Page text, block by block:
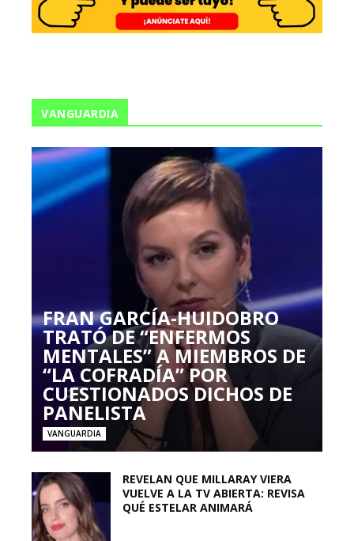
VANGUARDIA
FRAN GARCÍA-HUIDOBRO
TRATÓ DE “ENFERMOS
MENTALES” A MIEMBROS DE
“LA COFRADÍA” POR
CUESTIONADOS DICHOS DE
PANELISTA
VANGUARDIA
REVELAN QUE MILLARAY VIERA
VUELVE A LA TV ABIERTA: REVISA
QUÉ ESTELAR ANIMARÁ